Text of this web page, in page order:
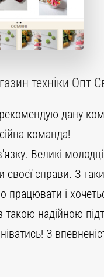
техніки Опт
дану
команда!
Великі
своєї справи. З
працювати і
такою надійною
З